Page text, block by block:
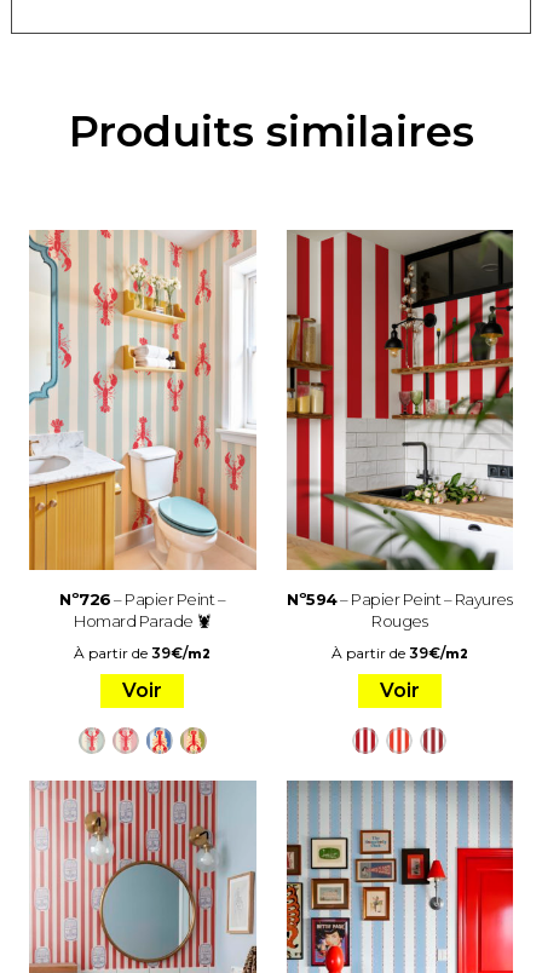
Produits similaires
Nº726– Papier Peint –
Homard Parade 🦞
À partir de39€/m2
Voir
Nº594– Papier Peint – Rayures
Rouges
À partir de 39€/m2
Voir